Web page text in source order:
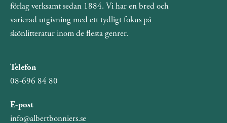
förlag verksamt sedan 1884. Vi har en bred och
varierad utgivning med ett tydligt fokus på
skönlitteratur inom de flesta genrer.
Telefon
08-696 84 80
E-post
info@albertbonniers.se